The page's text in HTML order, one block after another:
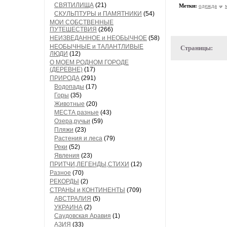
СВЯТИЛИЩА (21)
СКУЛЬПТУРЫ и ПАМЯТНИКИ (54)
МОИ СОБСТВЕННЫЕ
ПУТЕШЕСТВИЯ (266)
НЕИЗВЕДАННОЕ и НЕОБЫЧНОЕ (58)
НЕОБЫЧНЫЕ и ТАЛАНТЛИВЫЕ
ЛЮДИ (12)
О МОЕМ РОДНОМ ГОРОДЕ
(ДЕРЕВНЕ) (17)
ПРИРОДА (291)
Водопады (17)
Горы (35)
Животные (20)
МЕСТА разные (43)
Озера,ручьи (59)
Пляжи (23)
Растения и леса (79)
Реки (52)
Явления (23)
ПРИТЧИ,ЛЕГЕНДЫ,СТИХИ (12)
Разное (70)
РЕКОРДЫ (2)
СТРАНЫ и КОНТИНЕНТЫ (709)
АВСТРАЛИЯ (5)
УКРАИНА (2)
Саудовская Аравия (1)
АЗИЯ (33)
Метки: одежда
Страницы: